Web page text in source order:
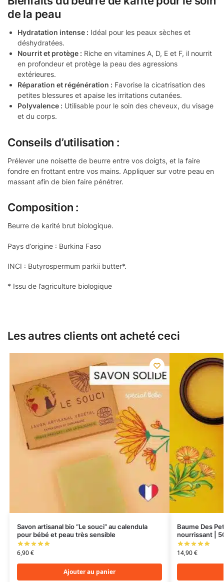
de la peau
Hydratation intense : Idéal pour les peaux sèches et
déshydratées.
Nourrit et protège : Riche en vitamines A, D, E et F, il nourrit
en profondeur et protège la peau des agressions
extérieures.
Réparation et régénération : Favorise la cicatrisation des
petites blessures et apaise les irritations cutanées.
Polyvalence : Utilisable pour le soin des cheveux, du visage
et du corps.
Conseils d’utilisation :
Prélever une noisette de beurre entre vos doigts, et la faire
fondre en frottant entre vos mains. Appliquer sur votre peau en
massant afin de bien faire pénétrer.
Composition :
Beurre de karité brut biologique.
Pays d’origine : Burkina Faso
INCI : Butyrospermum parkii butter*.
* Issu de l’agriculture biologique
Les autres clients ont acheté ceci
Savon artisanal bio “Le souci” au calendula
pour bébé et peau très sensible
6,90€
Ajouter au panier
Baume Des
nourrissant |
14,90€